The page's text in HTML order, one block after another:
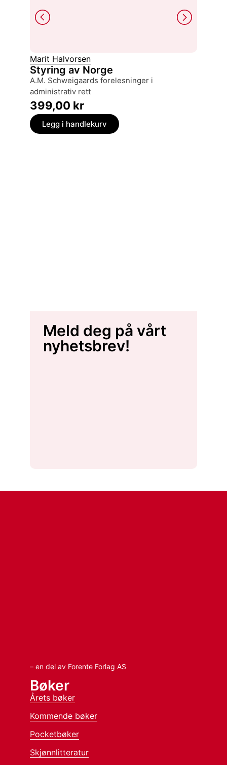
Marit Halvorsen
Styring av Norge
A.M. Schweigaards forelesninger i
administrativ rett
399,00 kr
Legg i handlekurv
Meld deg på vårt
nyhetsbrev!
– en del av Forente Forlag AS
Bøker
Årets bøker
Kommende bøker
Pocketbøker
Skjønnlitteratur